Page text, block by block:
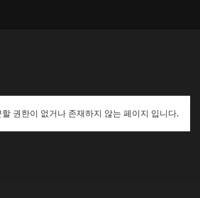
권한이 없거나 존재하지 않는 페이지 입니다.